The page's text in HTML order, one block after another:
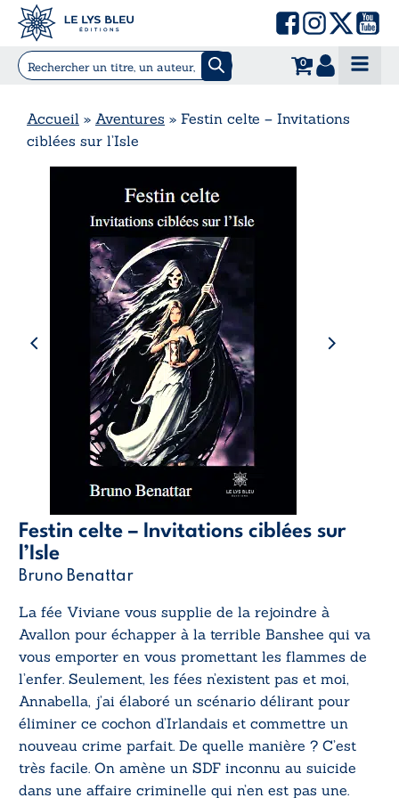
0
Accueil » Aventures » Festin celte – Invitations
ciblées sur l’Isle
Festin celte – Invitations ciblées sur
l’Isle
Bruno Benattar
La fée Viviane vous supplie de la rejoindre à
Avallon pour échapper à la terrible Banshee qui va
vous emporter en vous promettant les flammes de
l’enfer. Seulement, les fées n’existent pas et moi,
Annabella, j’ai élaboré un scénario délirant pour
éliminer ce cochon d’Irlandais et commettre un
nouveau crime parfait. De quelle manière ? C’est
très facile. On amène un SDF inconnu au suicide
dans une affaire criminelle qui n’en est pas une.